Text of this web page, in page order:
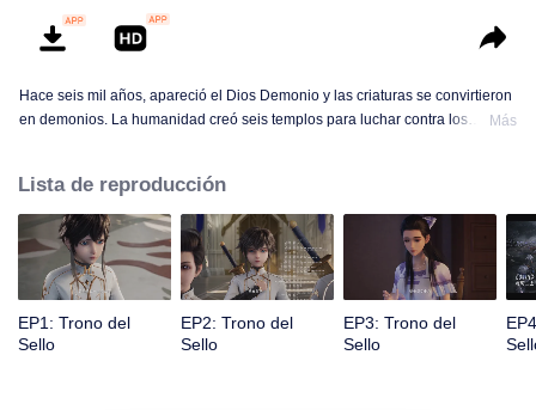
Hace seis mil años, apareció el Dios Demonio y las criaturas se convirtieron
en demonios. La humanidad creó seis templos para luchar contra los
demás y lucha con los Seis Templos contra los demonios por el bien de los
seres humanos. Se sacrifica para proteger al pueblo. ¿Podría Long ganar el
Trono del Sello y recibir el más alto honor en el Templo?
Más
Lista de reproducción
EP1: Trono del
Sello
EP2: Trono del
Sello
EP3: Trono del
Sello